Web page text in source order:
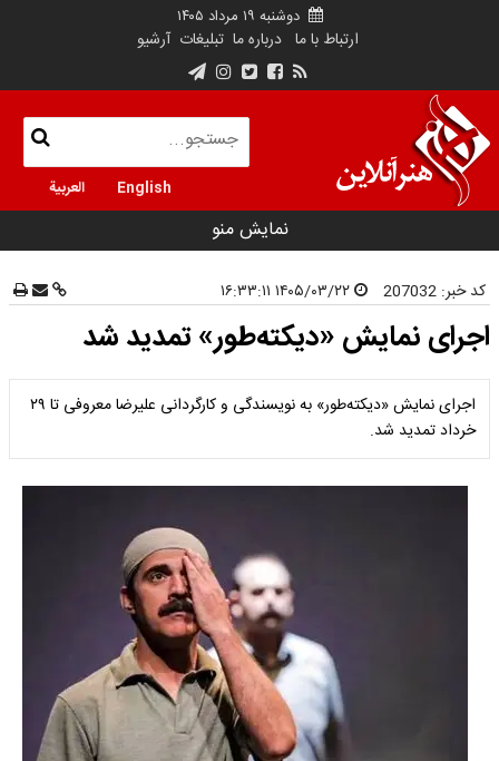
دوشنبه ۱۹ مرداد ۱۴۰۵
ارتباط با ما درباره ما تبلیغات آرشیو
English العربية
نمایش منو
کد خبر: 207032
اجرای نمایش «دیکته‌طور» تمدید شد
اجرای نمایش «دیکته‌طور» به نویسندگی و کارگردانی علیرضا معروفی تا ۲۹
خرداد تمدید شد.